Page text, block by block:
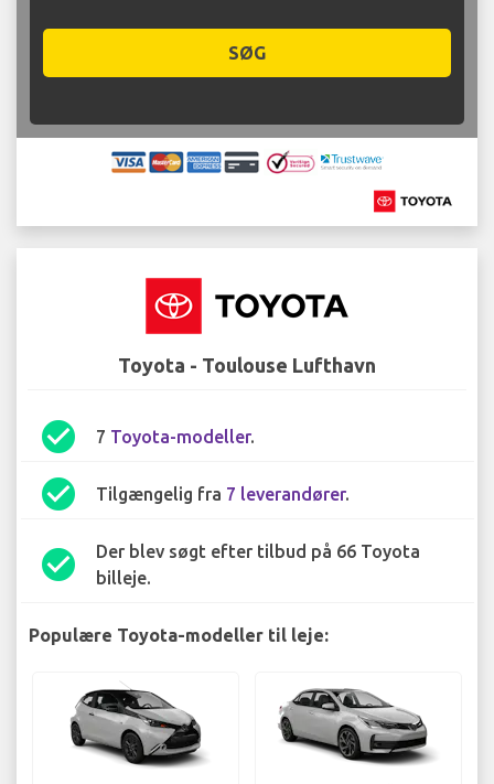
SØG
Toyota - Toulouse Lufthavn
check_circle 7 Toyota-modeller.
check_circle Tilgængelig fra 7 leverandører.
check_circle
Der blev søgt efter tilbud på 66 Toyota
billeje.
Populære Toyota-modeller til leje: